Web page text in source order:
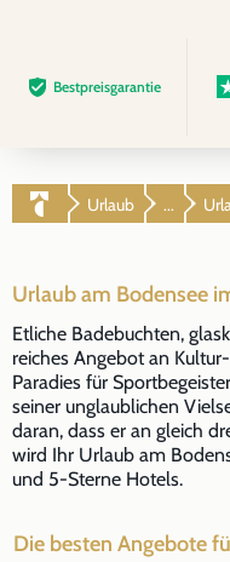
Bestpreis­garantie
Urlaub ...
Urlaub am Bodensee
Etliche Badebuchten,
reiches Angebot an
Paradies für
seiner unglaublichen
daran, dass er an gleich
wird Ihr Urlaub am
und 5-Sterne Hotels.
Die besten Angebote